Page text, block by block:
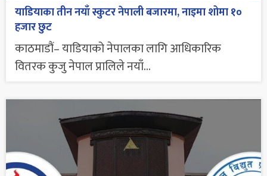
याडियाका तीन नयाँ स्कुटर नेपाली बजारमा, नाइमा शोमा १०
हजार छुट
काठमाडौं– याडियाको नेपालका लागि आधिकारिक
वितरक कुजु नेपाल प्रालिले नयाँ...